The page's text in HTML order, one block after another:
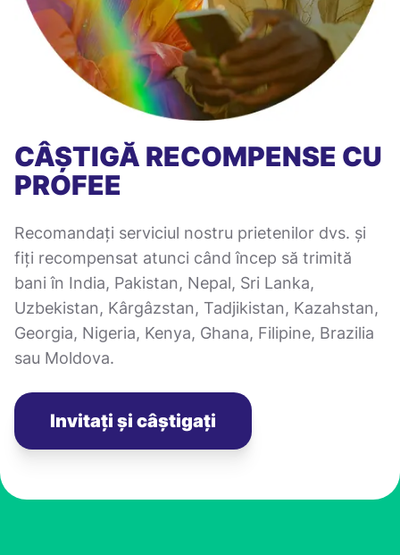
CÂȘTIGĂ RECOMPENSE CU
PROFEE
Recomandați serviciul nostru prietenilor dvs. și
fiți recompensat atunci când încep să trimită
bani în India, Pakistan, Nepal, Sri Lanka,
Uzbekistan, Kârgâzstan, Tadjikistan, Kazahstan,
Georgia, Nigeria, Kenya, Ghana, Filipine, Brazilia
sau Moldova.
Invitați și câștigați